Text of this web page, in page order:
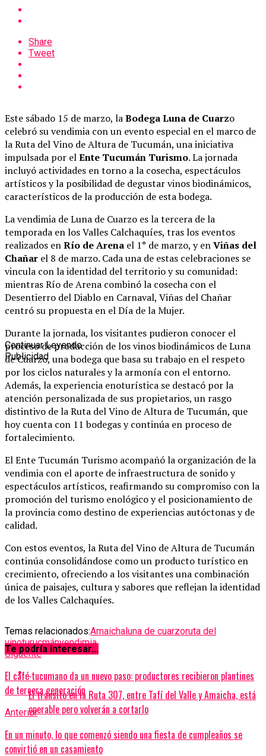
Share
Tweet
Este sábado 15 de marzo, laBodega Luna de Cuarzo
celebró su vendimia con un evento especial en el marco de
la Ruta del Vino de Altura de Tucumán, una iniciativa
impulsada por elEnte Tucumán Turismo. La jornada
incluyó actividades en torno a la cosecha, espectáculos
artísticos y la posibilidad de degustar vinos biodinámicos,
característicos de la producción de esta bodega.
La vendimia de Luna de Cuarzo es la tercera de la
temporada en los Valles Calchaquíes, tras los eventos
realizados enRío de Arena el 1° de marzo, y enViñas del
Chañar el 8 de marzo. Cada una de estas celebraciones se
vincula con la identidad del territorio y su comunidad:
mientras Río de Arena combinó la cosecha con el
Desentierro del Diablo en Carnaval, Viñas del Chañar
centró su propuesta en el Día de la Mujer.
Durante la jornada, los visitantes pudieron conocer el
proceso de producción de los vinos biodinámicos de Luna
de Cuarzo, una bodega que basa su trabajo en el respeto
por los ciclos naturales y la armonía con el entorno.
Además, la experiencia enoturística se destacó por la
atención personalizada de sus propietarios, un rasgo
distintivo de la Ruta del Vino de Altura de Tucumán, que
hoy cuenta con 11 bodegas y continúa en proceso de
fortalecimiento.
El Ente Tucumán Turismo acompañó la organización de la
vendimia con el aporte de infraestructura de sonido y
espectáculos artísticos, reafirmando su compromiso con la
promoción del turismo enológico y el posicionamiento de
la provincia como destino de experiencias autóctonas y de
calidad.
Con estos eventos, la Ruta del Vino de Altura de Tucumán
continúa consolidándose como un producto turístico en
crecimiento, ofreciendo a los visitantes una combinación
única de paisajes, cultura y sabores que reflejan la identidad
de los Valles Calchaquíes.
Temas relacionados:Amaicha luna de cuarzoruta del
vinoturucmánvendimia
Siguente
El café tucumano da un nuevo paso: productores recibieron plantines
de tercera generación
Anterior
En un minuto, lo que comenzó siendo una fiesta de cumpleaños se
convirtió en un casamiento
Continuar Leyendo
Publicidad
Te podría interesar...
El tránsito en la Ruta 307, entre Tafí del Valle y Amaicha, está
operable pero volverán a cortarlo